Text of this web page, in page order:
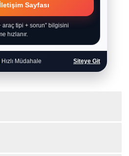
İletişim Sayfası
araç tipi + sorun” bilgisini
hızlanır.
Hızlı Müdahale Siteye Git